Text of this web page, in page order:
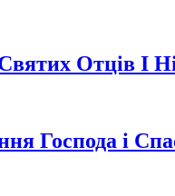
Отців І
Господа і